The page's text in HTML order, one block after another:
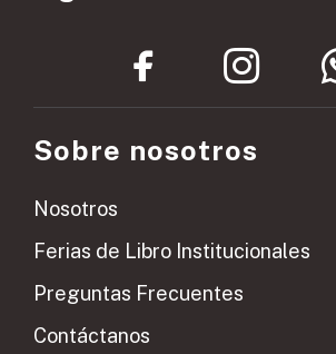
Sobre nosotros
Nosotros
Ferias de Libro Institucionales
Preguntas Frecuentes
Contáctanos